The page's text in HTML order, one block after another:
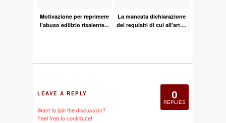
Motivazione per reprimere
l’abuso edilizio risalente...
La mancata dichiarazione
dei requisiti di cui all’art....
0
REPLIES
LEAVE A REPLY
Want to join the discussion?
Feel free to contribute!